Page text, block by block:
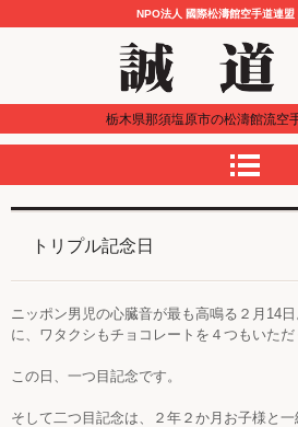
NPO法人 國際松濤館空手道連盟
栃木県那須塩原市の松濤館流空
トリプル記念日
ニッポン男児の心臓音が最も高鳴る２月14
に、ワタクシもチョコレートを４つもいた
この日、一つ目記念です。
そして二つ目記念は、２年２か月お子様と